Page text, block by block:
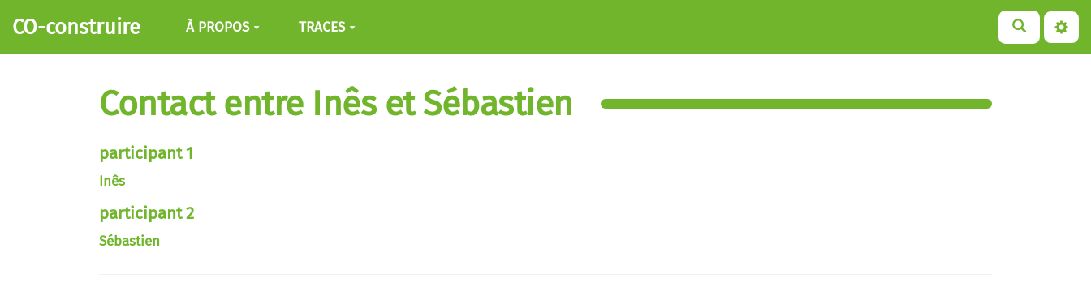
Aller au contenu principal
CO-construire À PROPOS TRACES
Contact entre Inês et Sébastien
participant 1
Inês
participant 2
Sébastien